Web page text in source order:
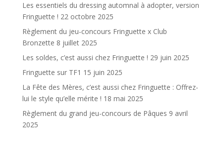
Les essentiels du dressing automnal à adopter, version
Fringuette ! 22 octobre 2025
Règlement du jeu-concours Fringuette x Club
Bronzette 8 juillet 2025
Les soldes, c’est aussi chez Fringuette ! 29 juin 2025
Fringuette sur TF1 15 juin 2025
La Fête des Mères, c’est aussi chez Fringuette : Offrez-
lui le style qu’elle mérite ! 18 mai 2025
Règlement du grand jeu-concours de Pâques 9 avril
2025